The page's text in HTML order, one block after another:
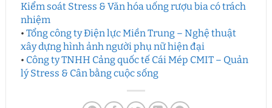
Kiểm soát Stress & Văn hóa uống rượu bia có trách
nhiệm
• Tổng công ty Điện lực Miền Trung – Nghệ thuật
xây dựng hình ảnh người phụ nữ hiện đại
• Công ty TNHH Cảng quốc tế Cái Mép CMIT – Quản
lý Stress & Cân bằng cuộc sống